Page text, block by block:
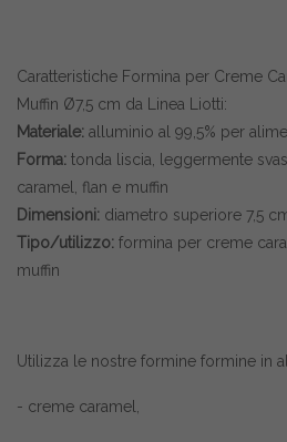
Caratteristiche Formina per Creme
Muffin Ø7,5 cm da Linea Liotti:
Materiale: alluminio al 99,5% per
Forma: tonda liscia, leggermente
caramel, flan e muffin
Dimensioni: diametro superiore 7,5
Tipo/utilizzo: formina per creme
muffin
Utilizza le nostre formine formine in
- creme caramel,